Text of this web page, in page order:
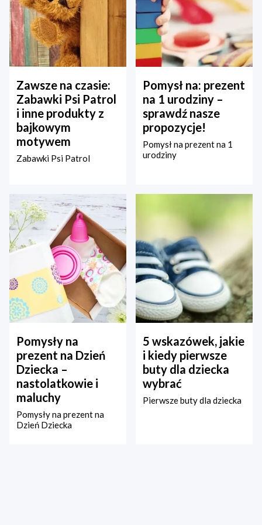
Zawsze na czasie:
Zabawki Psi Patrol
i inne produkty z
bajkowym
motywem
Zabawki Psi Patrol
Pomysł na: prezent
na 1 urodziny –
sprawdź nasze
propozycje!
Pomysł na prezent na 1
urodziny
Pomysły na
prezent na Dzień
Dziecka –
nastolatkowie i
maluchy
Pomysły na prezent na
Dzień Dziecka
5 wskazówek, jakie
i kiedy pierwsze
buty dla dziecka
wybrać
Pierwsze buty dla dziecka